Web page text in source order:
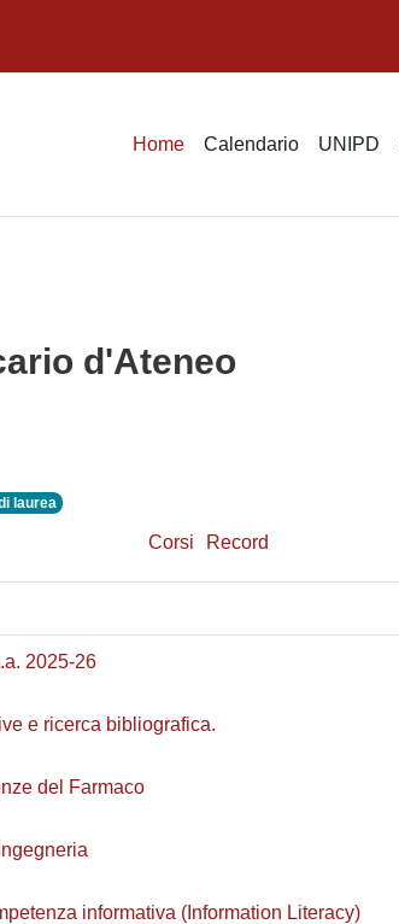
Home Calendario UNIPD
d'Ateneo
laurea
Corsi Record
2025-26
e ricerca bibliografica.
del Farmaco
informativa (Information Literacy)